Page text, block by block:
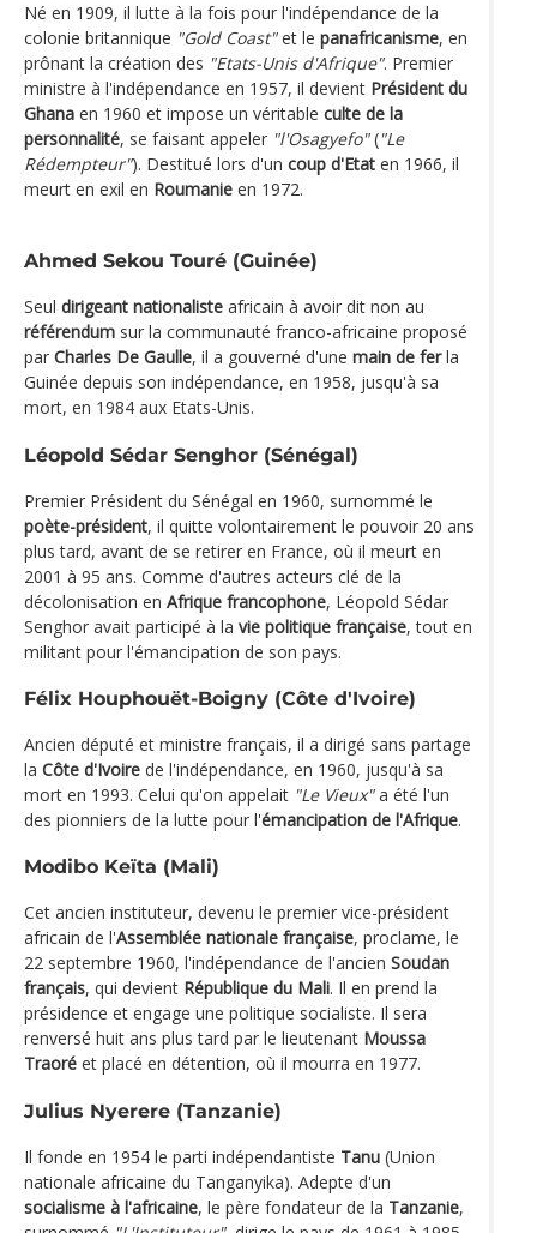
Né en 1909, il lutte à la fois pour l'indépendance de la
colonie britannique "Gold Coast"et le panafricanisme, en
prônant la création des "Etats-Unis d'Afrique". Premier
ministre à l'indépendance en 1957, il devient Président du
Ghana en 1960 et impose un véritable culte de la
personnalité, se faisant appeler "l'Osagyefo"("Le
Rédempteur"). Destitué lors d'un coup d'Etat en 1966, il
meurt en exil en Roumanie en 1972.
Ahmed Sekou Touré (Guinée)
Seul dirigeant nationaliste africain à avoir dit non au
référendum sur la communauté franco-africaine proposé
par Charles De Gaulle, il a gouverné d'une main de ferla
Guinée depuis son indépendance, en 1958, jusqu'à sa
mort, en 1984 aux Etats-Unis.
Léopold Sédar Senghor (Sénégal)
Premier Président du Sénégal en 1960, surnommé le
poète-président, il quitte volontairement le pouvoir 20 ans
plus tard, avant de se retirer en France, où il meurt en
2001 à 95 ans. Comme d'autres acteurs clé de la
décolonisation en Afrique francophone, Léopold Sédar
Senghor avait participé à la vie politique française, tout en
militant pour l'émancipation de son pays.
Félix Houphouët-Boigny (Côte d'Ivoire)
Ancien député et ministre français, il a dirigé sans partage
la Côte d'Ivoire de l'indépendance, en 1960, jusqu'à sa
mort en 1993. Celui qu'on appelait "Le Vieux"a été l'un
des pionniers de la lutte pour l'émancipation de l'Afrique.
Modibo Keïta (Mali)
Cet ancien instituteur, devenu le premier vice-président
africain de l'Assemblée nationale française, proclame, le
22 septembre 1960, l'indépendance de l'ancien Soudan
français, qui devient République du Mali. Il en prend la
présidence et engage une politique socialiste. Il sera
renversé huit ans plus tard par le lieutenant Moussa
Traoré et placé en détention, où il mourra en 1977.
Julius Nyerere (Tanzanie)
Il fonde en 1954 le parti indépendantiste Tanu (Union
nationale africaine du Tanganyika). Adepte d'un
socialisme à l'africaine, le père fondateur de la Tanzanie,